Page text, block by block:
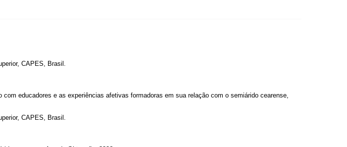
CAPES, Brasil.
educadores e as experiências afetivas formadoras em sua relação com o semiárido cearense,
CAPES, Brasil.